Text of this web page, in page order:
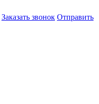
Заказать звонок Отправить